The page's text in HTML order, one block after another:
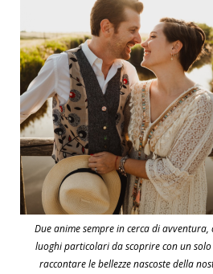
Due anime sempre in cerca di avventura,
luoghi particolari da scoprire con un
raccontare le bellezze nascoste della